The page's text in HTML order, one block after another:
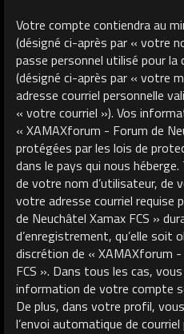
Votre compte contiendra au
(désigné ci-après par « votre
passe personnel utilisé pour
(désigné ci-après par « votre
adresse courriel personnelle
« votre courriel »). Vos
« XAMAXforum - Forum de
protégées par les lois de
dans le pays qui nous
de votre nom d’utilisateur, de
votre adresse courriel requise
de Neuchâtel Xamax FCS »
d’enregistrement, qu’elle soit
discrétion de « XAMAXforum
FCS ». Dans tous les cas,
information de votre compte
De plus, dans votre profil,
l’envoi automatique de